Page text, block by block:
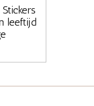
leeftijd